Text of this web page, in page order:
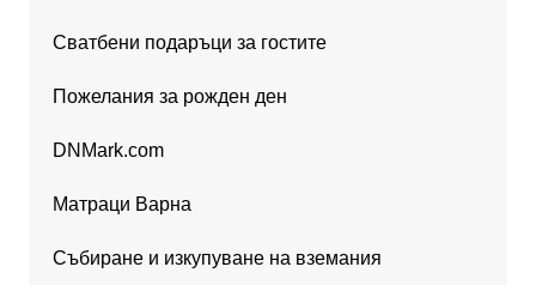
Сватбени подаръци за гостите
Пожелания за рожден ден
DNMark.com
Матраци Варна
Събиране и изкупуване на вземания